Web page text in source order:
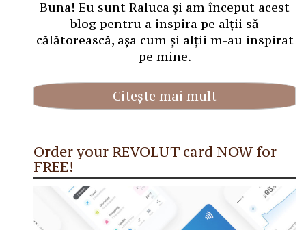
Buna! Eu sunt Raluca și am început acest
blog pentru a inspira pe alții să
călătorească, așa cum și alții m-au inspirat
pe mine.
Citește mai mult
Order your REVOLUT card NOW for
FREE!